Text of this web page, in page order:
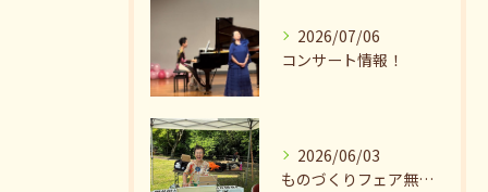
2026/07/06
コンサート情報！
2026/06/03
ものづくりフェア無事終了♪ありがとうございました。